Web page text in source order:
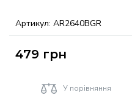
Артикул: AR2640BGR
479 грн
У порівняння